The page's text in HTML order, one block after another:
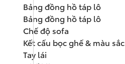
Bảng đồng hồ táp lô
Bảng đồng hồ táp lô
Chế độ sofa
Kết cấu bọc ghế & màu sắc
Tay lái